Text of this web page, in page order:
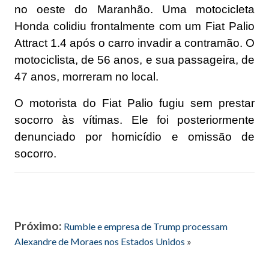
no oeste do Maranhão. Uma motocicleta
Honda colidiu frontalmente com um Fiat Palio
Attract 1.4 após o carro invadir a contramão. O
motociclista, de 56 anos, e sua passageira, de
47 anos, morreram no local.
O motorista do Fiat Palio fugiu sem prestar
socorro às vítimas. Ele foi posteriormente
denunciado por homicídio e omissão de
socorro.
Próximo: Rumble e empresa de Trump processam
Alexandre de Moraes nos Estados Unidos »